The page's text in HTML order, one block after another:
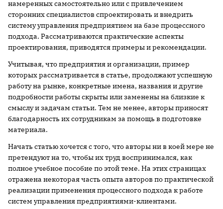
намеренных самостоятельно или с привлечением
сторонних специалистов спроектировать и внедрить
систему управления предприятием на базе процессного
подхода. Рассматриваются практические аспекты
проектирования, приводятся примеры и рекомендации.
Учитывая, что предприятия и организации, пример
которых рассматривается в статье, продолжают успешную
работу на рынке, конкретные имена, названия и другие
подробности работы скрыты или заменены на близкие к
смыслу и задачам статьи. Тем не менее, авторы приносят
благодарность их сотрудникам за помощь в подготовке
материала.
Начать статью хочется с того, что авторы ни в коей мере не
претендуют на то, чтобы их труд воспринимался, как
полное учебное пособие по этой теме. На этих страницах
отражена некоторая часть опыта авторов по практической
реализации применения процессного подхода к работе
систем управления предприятиями-клиентами.